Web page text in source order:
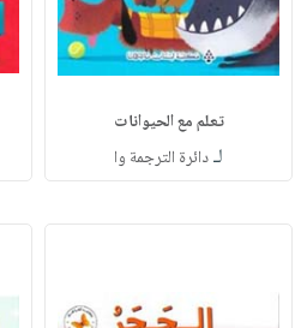
تعلم مع الحيوانات
لـدائرة الترجمة وا